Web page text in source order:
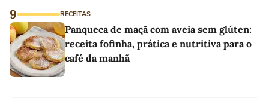
9 RECEITAS
Panqueca de maçã com aveia sem glúten:
receita fofinha, prática e nutritiva para o
café da manhã